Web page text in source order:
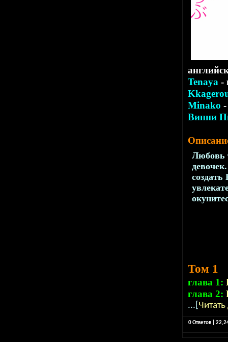
Tenaya -
Minako
Винни
Любовь
Том 1
глава 1:
глава 2:
...[
0 Ответов |